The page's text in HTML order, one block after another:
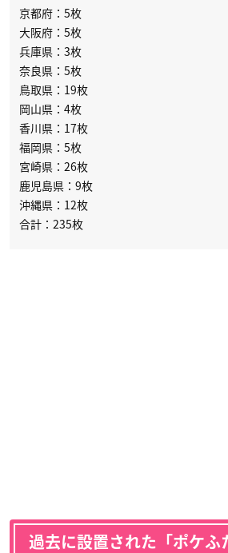
京都府：5枚
大阪府：5枚
兵庫県：3枚
奈良県：5枚
鳥取県：19枚
岡山県：4枚
香川県：17枚
福岡県：5枚
宮崎県：26枚
鹿児島県：9枚
沖縄県：12枚
合計：235枚
過去に設置された「ポケふ